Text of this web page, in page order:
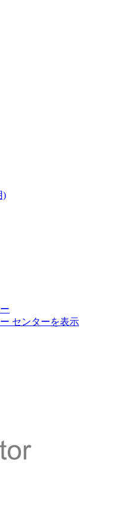
)
センターを表示